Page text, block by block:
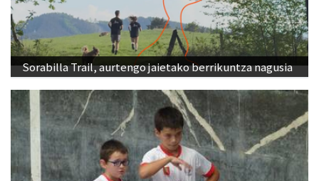
Sorabilla Trail, aurtengo jaietako berrikuntza nagusia